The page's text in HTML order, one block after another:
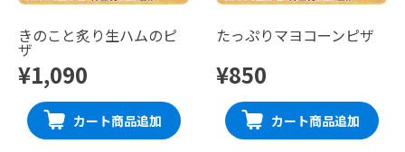
きのこと炙り生ハムのピ
ザ
¥1,090
カート商品追加
たっぷりマヨコーンピザ
¥850
カート商品追加